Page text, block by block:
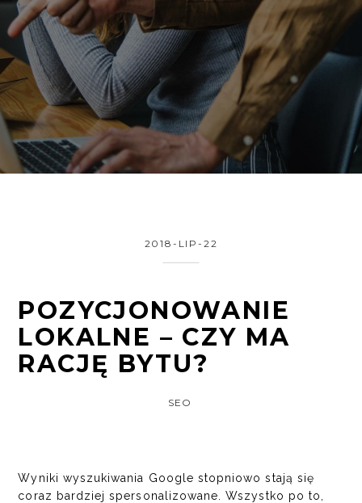
2018-LIP-22
POZYCJONOWANIE
LOKALNE – CZY MA
RACJĘ BYTU?
SEO
Wyniki wyszukiwania Google stopniowo stają się
coraz bardziej spersonalizowane. Wszystko po to,